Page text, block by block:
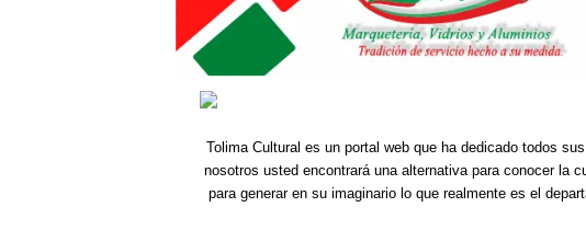
Tolima Cultural es un portal web que ha dedicado todos
nosotros usted encontrará una alternativa para conocer la
para generar en su imaginario lo que realmente es el